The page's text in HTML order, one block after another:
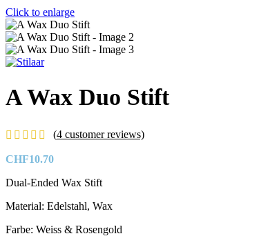
Click to enlarge
A Wax Duo Stift
(4 customer reviews)
CHF10.70
Dual-Ended Wax Stift
Material: Edelstahl, Wax
Farbe: Weiss & Rosengold